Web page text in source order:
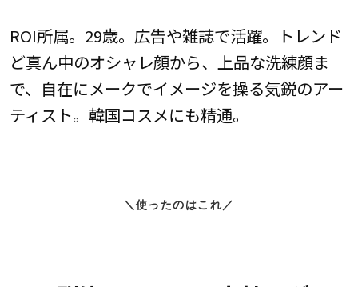
ROI所属。29歳。広告や雑誌で活躍。トレンド
ど真ん中のオシャレ顔から、上品な洗練顔ま
で、自在にメークでイメージを操る気鋭のアー
ティスト。韓国コスメにも精通。
＼使ったのはこれ／